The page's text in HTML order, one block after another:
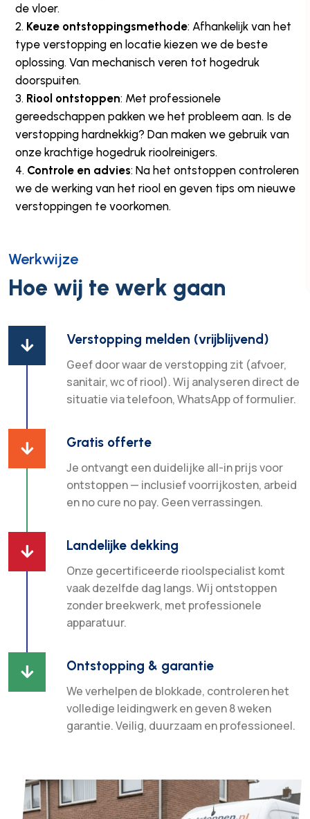
de vloer.
Keuze ontstoppingsmethode: Afhankelijk van het
type verstopping en locatie kiezen we de beste
oplossing. Van mechanisch veren tot hogedruk
doorspuiten.
Riool ontstoppen: Met professionele
gereedschappen pakken we het probleem aan. Is de
verstopping hardnekkig? Dan maken we gebruik van
onze krachtige hogedruk rioolreinigers.
Controle en advies: Na het ontstoppen controleren
we de werking van het riool en geven tips om nieuwe
verstoppingen te voorkomen.
Werkwijze
Hoe wij te werk gaan
 Verstopping melden (vrijblijvend)
Geef door waar de verstopping zit (afvoer,
sanitair, wc of riool). Wij analyseren direct de
situatie via telefoon, WhatsApp of formulier.
 Gratis offerte
Je ontvangt een duidelijke all-in prijs voor
ontstoppen — inclusief voorrijkosten, arbeid
en no cure no pay. Geen verrassingen.
 Landelijke dekking
Onze gecertificeerde rioolspecialist komt
vaak dezelfde dag langs. Wij ontstoppen
zonder breekwerk, met professionele
apparatuur.
 Ontstopping & garantie
We verhelpen de blokkade, controleren het
volledige leidingwerk en geven 8 weken
garantie. Veilig, duurzaam en professioneel.